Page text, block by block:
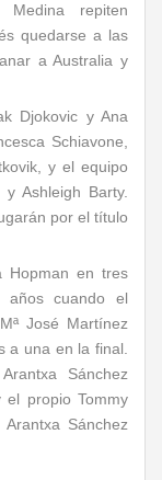
repiten
quedarse a las
a Australia y
Djokovic y Ana
Schiavone,
y el equipo
Ashleigh Barty.
por el título
Hopman en tres
años cuando el
José Martínez
a una en la final.
Sánchez
propio Tommy
Sánchez